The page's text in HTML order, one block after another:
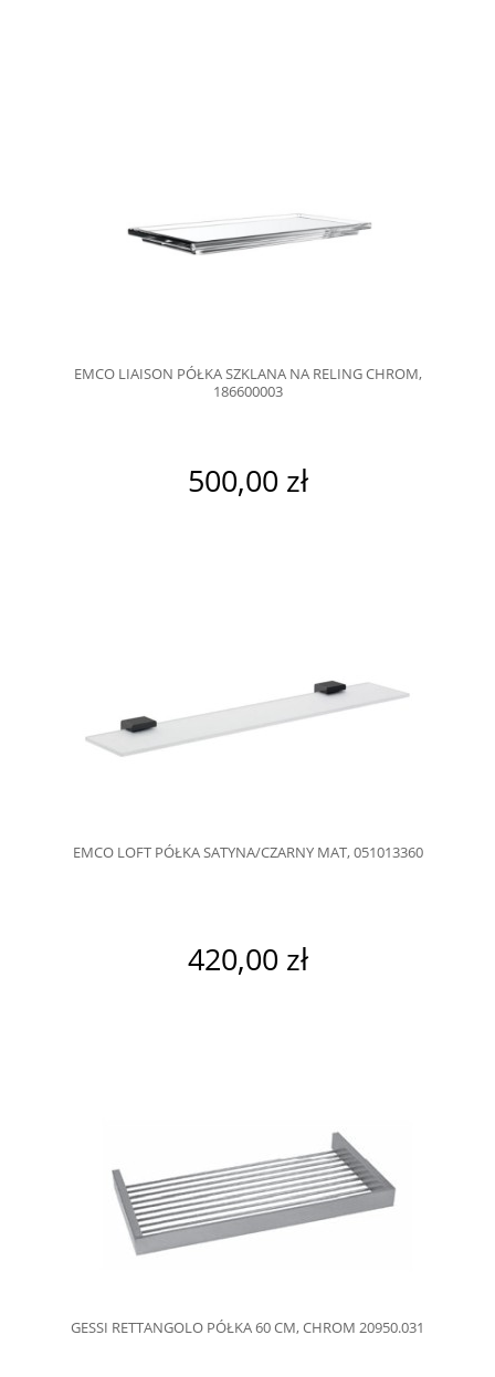
EMCO LIAISON PÓŁKA SZKLANA NA RELING CHROM,
186600003
500,00 zł
EMCO LOFT PÓŁKA SATYNA/CZARNY MAT, 051013360
420,00 zł
GESSI RETTANGOLO PÓŁKA 60 CM, CHROM 20950.031